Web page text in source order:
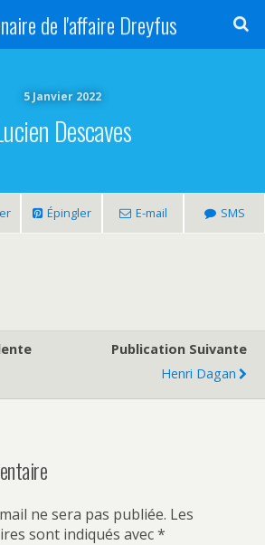
de l'affaire Dreyfus
5 Janvier 2022
Descaves
Épingler E-mail SMS
Publication Suivante
Henri Dagan
ne sera pas publiée. Les
sont indiqués avec*